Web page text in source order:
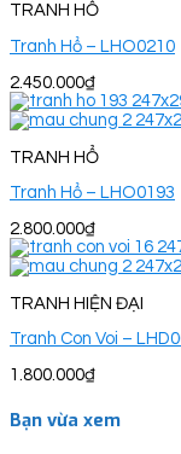
TRANH HỔ
Tranh Hổ – LHO0210
2.450.000₫
TRANH HỔ
Tranh Hổ – LHO0193
2.800.000₫
TRANH HIỆN ĐẠI
Tranh Con Voi –
1.800.000₫
Bạn vừa xem